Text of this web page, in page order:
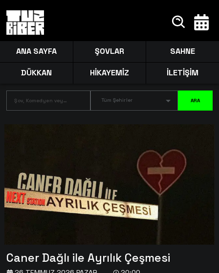
ANA SAYFA ŞOVLAR SAHNE
DÜKKAN HİKAYEMİZ İLETİŞİM
Tüm Şehirler ARA
Caner Dağlı ile Ayrılık Çeşmesi